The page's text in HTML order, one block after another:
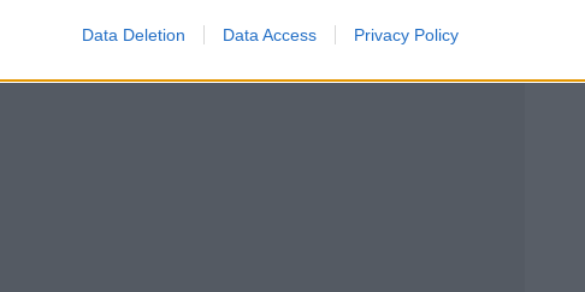
Data Deletion Data Access Privacy Policy